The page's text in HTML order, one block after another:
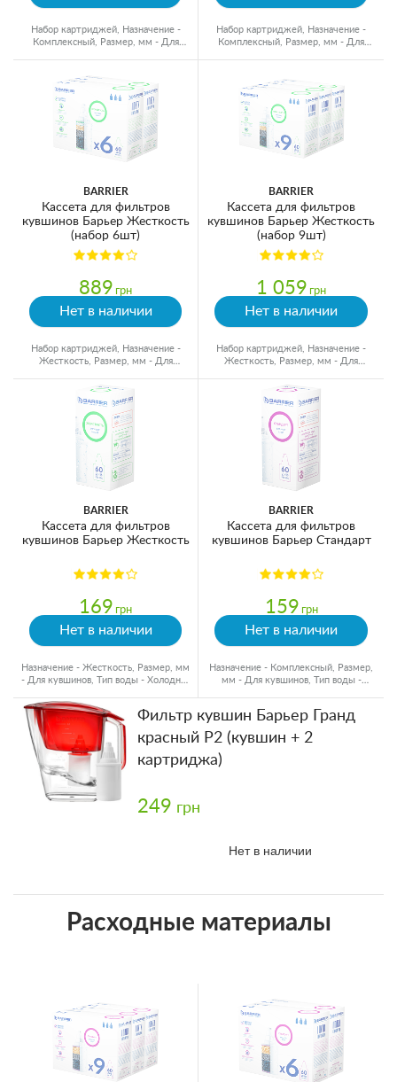
Набор картриджей, Назначение -
Комплексный, Размер, мм - Для
Набор картриджей, Назначение -
Комплексный, Размер, мм - Для
BARRIER
Кассета для фильтров
кувшинов Барьер Жесткость
(набор 6шт)
889 грн
Нет в наличии
Набор картриджей, Назначение -
Жесткость, Размер, мм - Для
BARRIER
Кассета для фильтров
кувшинов Барьер Жесткость
(набор 9шт)
1 059 грн
Нет в наличии
Набор картриджей, Назначение -
Жесткость, Размер, мм - Для
BARRIER
Кассета для фильтров
кувшинов Барьер Жесткость
169 грн
Нет в наличии
Назначение - Жесткость, Размер, мм
- Для кувшинов, Тип воды - Холодная
BARRIER
Кассета для фильтров
кувшинов Барьер Стандарт
159 грн
Нет в наличии
Назначение - Комплексный, Размер,
мм - Для кувшинов, Тип воды -
Фильтр кувшин Барьер Гранд
красный Р2 (кувшин + 2
картриджа)
249 грн
Нет в наличии
Расходные материалы